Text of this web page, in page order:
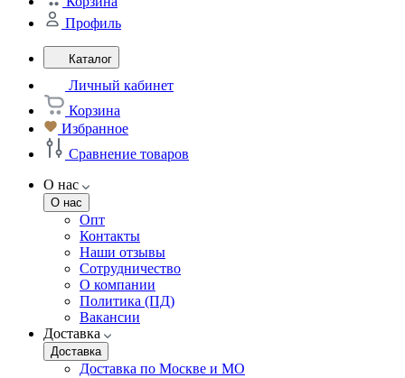
Профиль
Каталог
Личный кабинет
Корзина
Избранное
Сравнение товаров
О нас
О нас
Опт
Контакты
Наши отзывы
Сотрудничество
О компании
Политика (ПД)
Вакансии
Доставка
Доставка
Доставка по Москве и МО